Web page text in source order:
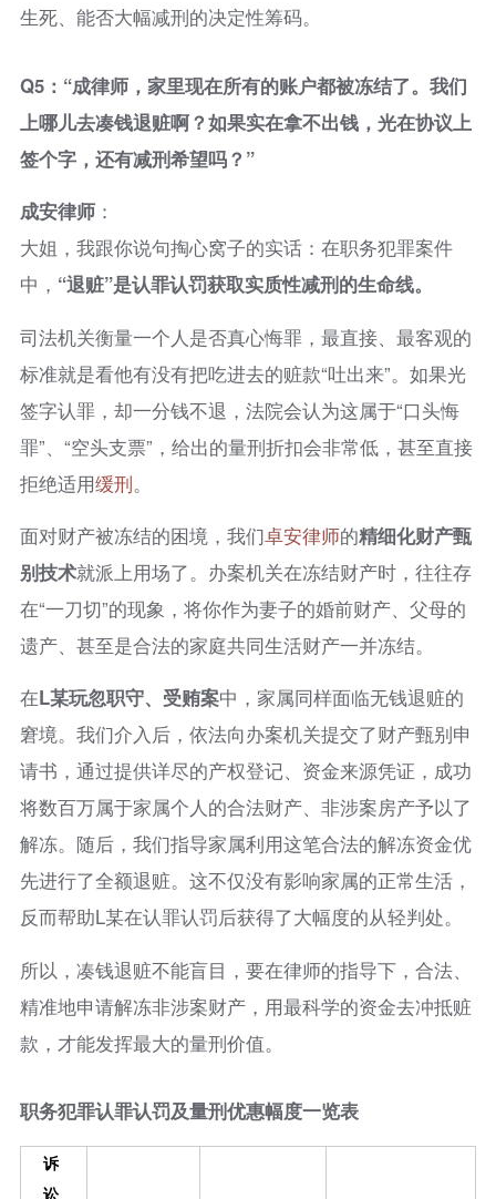
生死、能否大幅减刑的决定性筹码。
Q5：“成律师，家里现在所有的账户都被冻结了。我们
上哪儿去凑钱退赃啊？如果实在拿不出钱，光在协议上
签个字，还有减刑希望吗？”
成安律师：
大姐，我跟你说句掏心窝子的实话：在职务犯罪案件
中， “退赃”是认罪认罚获取实质性减刑的生命线。
司法机关衡量一个人是否真心悔罪，最直接、最客观的
标准就是看他有没有把吃进去的赃款“吐出来”。如果光
签字认罪，却一分钱不退，法院会认为这属于“口头悔
罪”、“空头支票”，给出的量刑折扣会非常低，甚至直接
拒绝适用缓刑。
面对财产被冻结的困境，我们卓安律师的精细化财产甄
别技术就派上用场了。办案机关在冻结财产时，往往存
在“一刀切”的现象，将你作为妻子的婚前财产、父母的
遗产、甚至是合法的家庭共同生活财产一并冻结。
在L某玩忽职守、受贿案中，家属同样面临无钱退赃的
窘境。我们介入后，依法向办案机关提交了财产甄别申
请书，通过提供详尽的产权登记、资金来源凭证，成功
将数百万属于家属个人的合法财产、非涉案房产予以了
解冻。随后，我们指导家属利用这笔合法的解冻资金优
先进行了全额退赃。这不仅没有影响家属的正常生活，
反而帮助L某在认罪认罚后获得了大幅度的从轻判处。
所以，凑钱退赃不能盲目，要在律师的指导下，合法、
精准地申请解冻非涉案财产，用最科学的资金去冲抵赃
款，才能发挥最大的量刑价值。
职务犯罪认罪认罚及量刑优惠幅度一览表
诉
讼